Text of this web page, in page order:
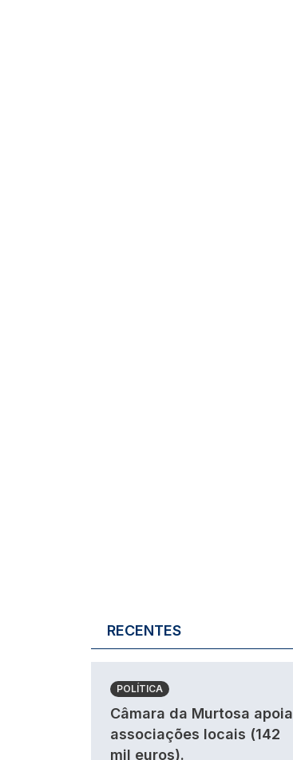
RECENTES
POLÍTICA
Câmara da Murtosa apoia
associações locais (142
mil euros).